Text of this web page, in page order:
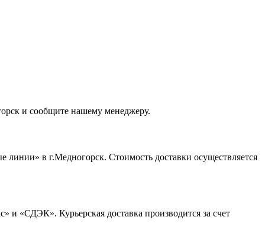
и сообщите нашему менеджеру.
в г.Медногорск. Стоимость доставки осуществляется
«СДЭК». Курьерская доставка производится за счет